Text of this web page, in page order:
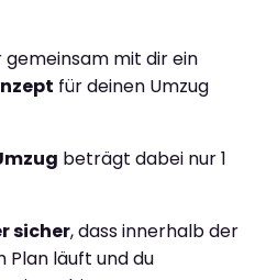
gemeinsam mit dir ein
für deinen Umzug
beträgt dabei nur 1
sicher, dass innerhalb der
Plan läuft und du